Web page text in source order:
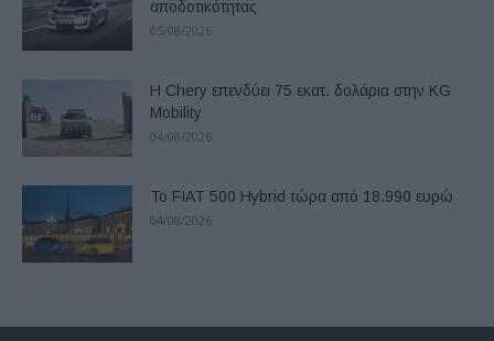
αποδοτικότητας
05/08/2026
Η Chery επενδύει 75 εκατ. δολάρια στην KG
Mobility
04/08/2026
Το FIAT 500 Hybrid τώρα από 18.990 ευρώ
04/08/2026